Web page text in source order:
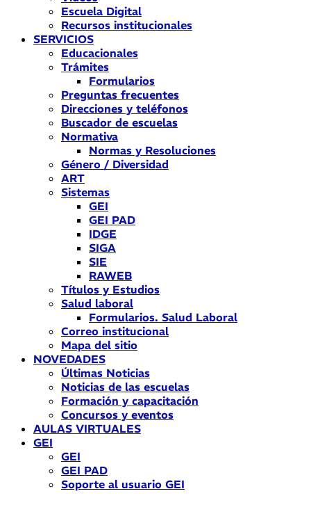
Escuela Digital
Recursos institucionales
SERVICIOS
Educacionales
Trámites
Formularios
Preguntas frecuentes
Direcciones y teléfonos
Buscador de escuelas
Normativa
Normas y Resoluciones
Género / Diversidad
ART
Sistemas
GEI
GEI PAD
IDGE
SIGA
SIE
RAWEB
Títulos y Estudios
Salud laboral
Formularios. Salud Laboral
Correo institucional
Mapa del sitio
NOVEDADES
Últimas Noticias
Noticias de las escuelas
Formación y capacitación
Concursos y eventos
AULAS VIRTUALES
GEI
GEI
GEI PAD
Soporte al usuario GEI